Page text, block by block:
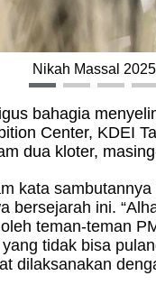
Nikah Massal
bahagia
Center, KDEI
dua kloter,
kata
bersejarah ini.
teman-teman
tidak bisa
dilaksanakan